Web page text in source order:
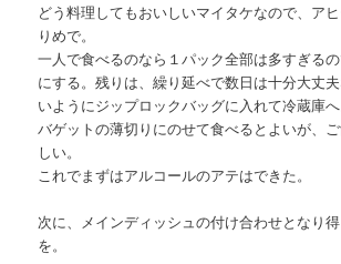
どう料理してもおいしいマイタケなので、ア
りめで。
一人で食べるのなら１パック全部は多すぎる
にする。残りは、繰り延べで数日は十分大丈
いようにジップロックバッグに入れて冷蔵庫へ
バゲットの薄切りにのせて食べるとよいが、
しい。
これでまずはアルコールのアテはできた。
次に、メインディッシュの付け合わせとなり
を。